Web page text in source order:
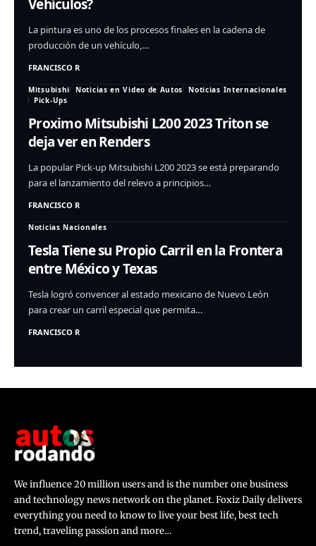
Vehículos?
La pintura es uno de los procesos finales en la cadena de
producción de un vehículo,…
FRANCISCO R
Mitsubishi Noticias en Video de Autos
Noticias Internacionales
Pick-Ups
Proximo Mitsubishi L200 2023 Triton se
deja ver en Renders
La popular Pick-up Mitsubishi L200 2023 se está preparando
para el lanzamiento del relevo a principios…
FRANCISCO R
Noticias Nacionales
Tesla Tiene su Propio Carril en la Frontera
entre México y Texas
Tesla logró convencer al estado mexicano de Nuevo León
para crear un carril especial que permita…
FRANCISCO R
We influence 20 million users and is the number one business
and technology news network on the planet. Foxiz Daily delivers
everything you need to know to live your best life, best tech
trend, traveling passion and more…